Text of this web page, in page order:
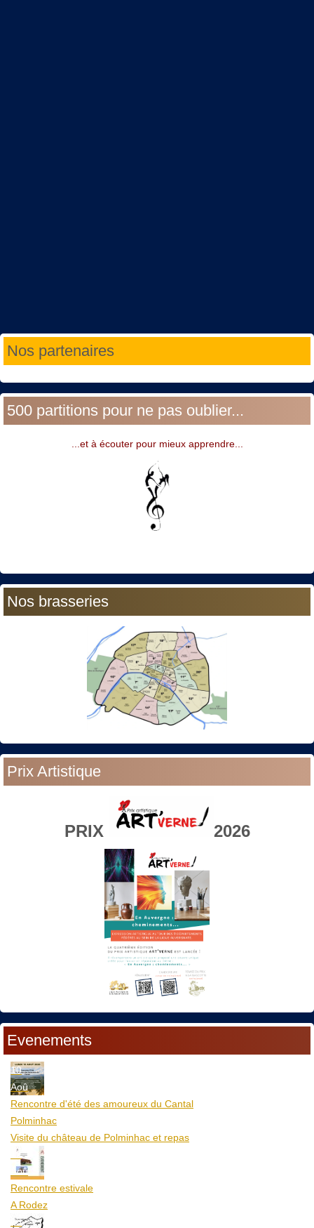
Nos partenaires
500 partitions pour ne pas oublier...
...et à écouter pour mieux apprendre...
Nos brasseries
Prix Artistique
PRIX 2026
Evenements
10
Aoû
Rencontre d'été des amoureux du Cantal
Polminhac
Visite du château de Polminhac et repas
12
Aoû
Rencontre estivale
A Rodez
23
Année
précédente
Mois
précédent
Année
suivante
Mois
suivant